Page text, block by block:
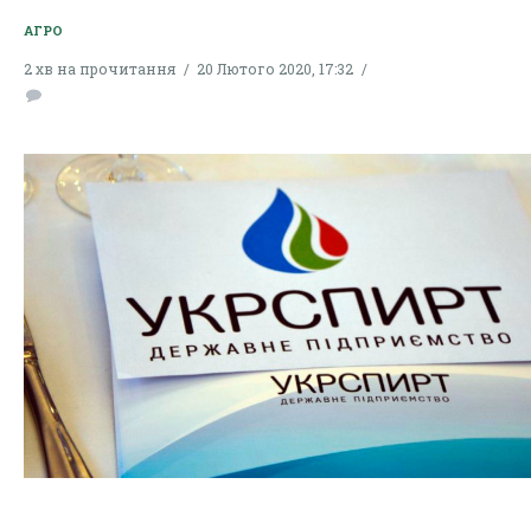
АГРО
2 хв на прочитання 20 Лютого 2020, 17:32